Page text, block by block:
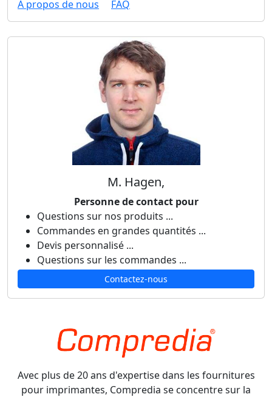
À propos de nous
FAQ
M. Hagen,
Personne de contact pour
Questions sur nos produits ...
Commandes en grandes quantités ...
Devis personnalisé ...
Questions sur les commandes ...
Contactez-nous
Avec plus de 20 ans d'expertise dans les fournitures
pour imprimantes, Compredia se concentre sur la